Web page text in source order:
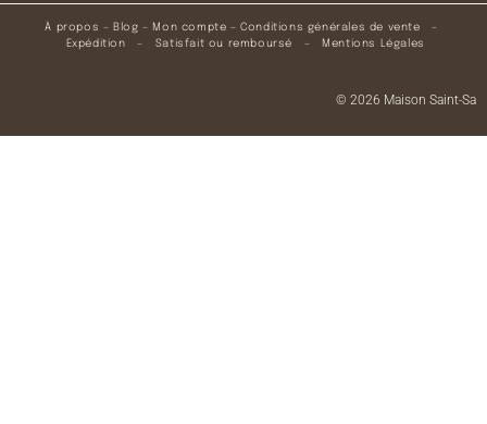
À propos – Blog – Mon compte –Conditions générales de vente –
Expédition – Satisfait ou remboursé – Mentions Légales
© 2026 Maison Saint-Sa